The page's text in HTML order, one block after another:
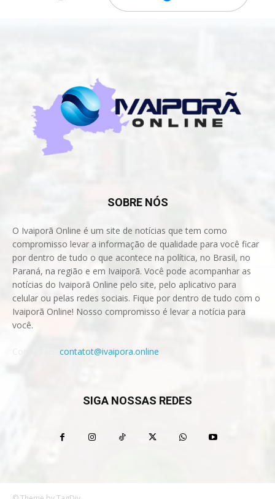
SOBRE NÓS
O Ivaiporã Online é um site de notícias que tem como
compromisso levar a informação de qualidade para você ficar
por dentro de tudo o que acontece na política, no Brasil, no
Paraná, na região e em Ivaiporã. Você pode acompanhar as
notícias do Ivaiporã Online pelo site, pelo aplicativo para
celular ou pelas redes sociais. Fique por dentro de tudo com o
Ivaiporã Online! Nosso compromisso é levar a notícia para
você.
contatot@ivaipora.online
SIGA NOSSAS REDES